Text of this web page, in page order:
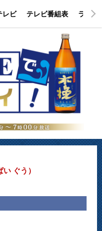
レビ テレビ番組表 ラジオ
い ぐう）